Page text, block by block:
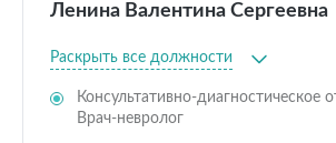
Ленина Валентина Сергеевна
Раскрыть все должности
Консультативно-диагностическое
Врач-невролог